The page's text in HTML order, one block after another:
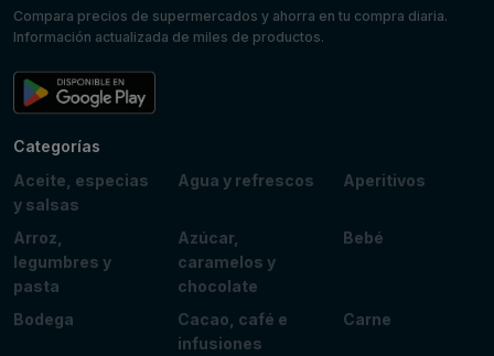
Compara precios de supermercados y ahorra en tu compra diaria.
Información actualizada de miles de productos.
Categorías
Aceite, especias
y salsas
Agua y refrescos Aperitivos
Arroz,
legumbres y
pasta
Azúcar,
caramelos y
chocolate
Bebé
Bodega
Cacao, café e
infusiones
Carne